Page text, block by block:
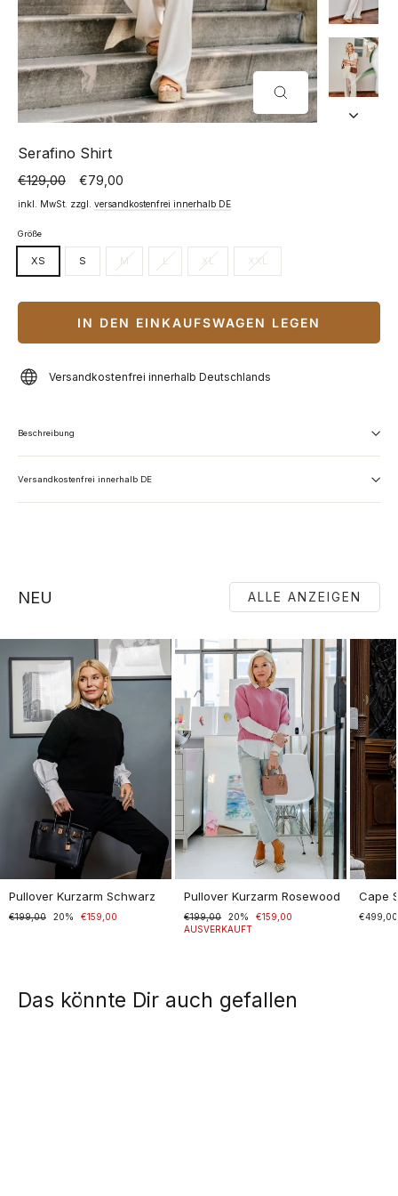
SCHLIESSEN (
ESC)
Serafino Shirt
Normaler
Preis
€129,00
Sonderpreis€79,00
inkl. MwSt. zzgl. versandkostenfrei innerhalb DE
Größe
XS S M L XL XXL
IN DEN EINKAUFSWAGEN LEGEN
Versandkostenfrei innerhalb Deutschlands
Beschreibung
Versandkostenfrei innerhalb DE
NEU ALLE ANZEIGEN
Pullover Kurzarm Schwarz
Normaler
€199,00
Sonderpreis20% €159,00
Pullover Kurzarm Rosewood
Normaler
Preis
€199,00
Sonderpreis20%
€159,00
AUSVERKAUFT
Cape
€499,00
Das könnte Dir auch gefallen